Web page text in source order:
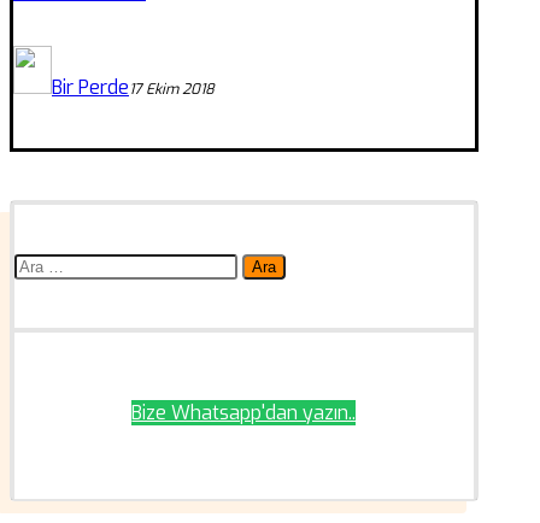
Bir Perde17 Ekim 2018
Arama:
Bize Whatsapp'dan yazın..